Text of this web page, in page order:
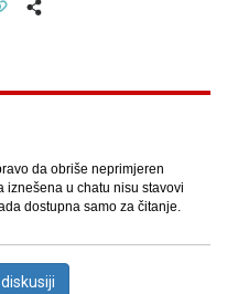
da obriše neprimjeren
u chatu nisu stavovi
dostupna samo za čitanje.